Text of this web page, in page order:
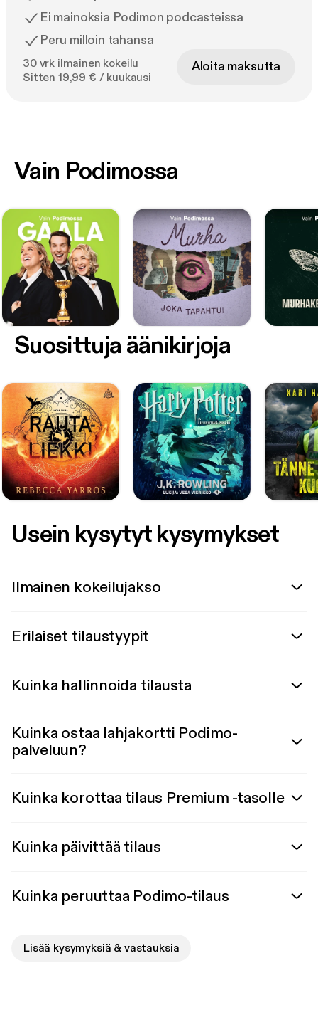
Ei mainoksia Podimon podcasteissa
Peru milloin tahansa
30 vrk ilmainen kokeilu
Sitten 19,99 € / kuukausi
Aloita maksutta
Vain Podimossa
Suosittuja äänikirjoja
Usein kysytyt kysymykset
Ilmainen kokeilujakso
Erilaiset tilaustyypit
Kuinka hallinnoida tilausta
Kuinka ostaa lahjakortti Podimo-
palveluun?
Kuinka korottaa tilaus Premium -tasolle
Kuinka päivittää tilaus
Kuinka peruuttaa Podimo-tilaus
Lisää kysymyksiä & vastauksia